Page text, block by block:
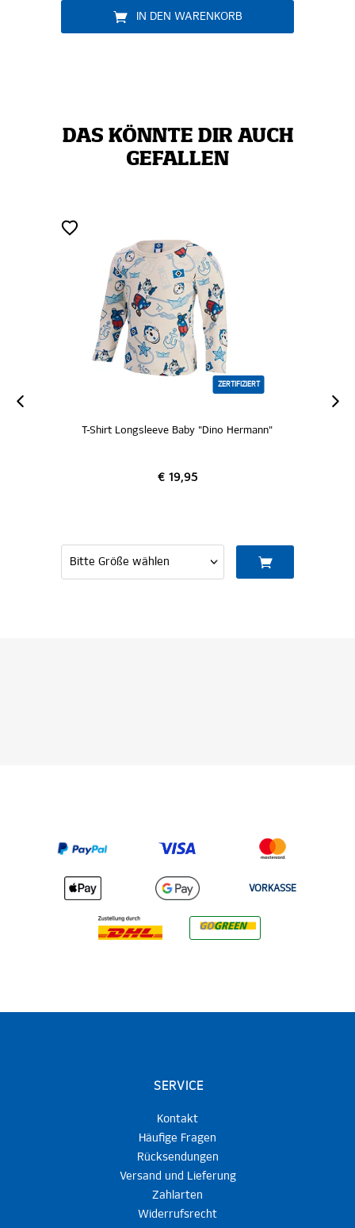
IN DEN WARENKORB
DAS KÖNNTE DIR AUCH
GEFALLEN
ZERTIFIZIERT
T-Shirt Longsleeve Baby "Dino Hermann"
€ 19,95
VORKASSE
SERVICE
Kontakt
Häufige Fragen
Rücksendungen
Versand und Lieferung
Zahlarten
Widerrufsrecht